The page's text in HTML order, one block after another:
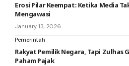
Erosi Pilar Keempat: Ketika Media
Mengawasi
January 13, 2026
Pemerintah
Rakyat Pemilik Negara, Tapi Zulhas
Paham Pajak